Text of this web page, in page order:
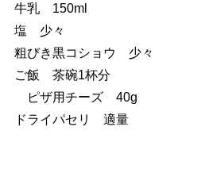
牛乳 150ml
塩 少々
粗びき黒コショウ 少々
ご飯 茶碗1杯分
ピザ用チーズ 40g
ドライパセリ 適量